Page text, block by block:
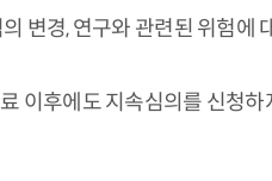
변경, 연구와 관련된 위험에
이후에도 지속심의를 신청